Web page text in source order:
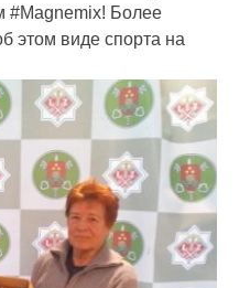
#Magnemix! Более
этом виде спорта на